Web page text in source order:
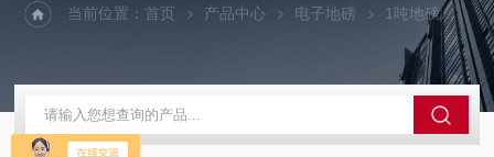
当前位置：首页 产品中心 电子地磅 1吨地磅 武